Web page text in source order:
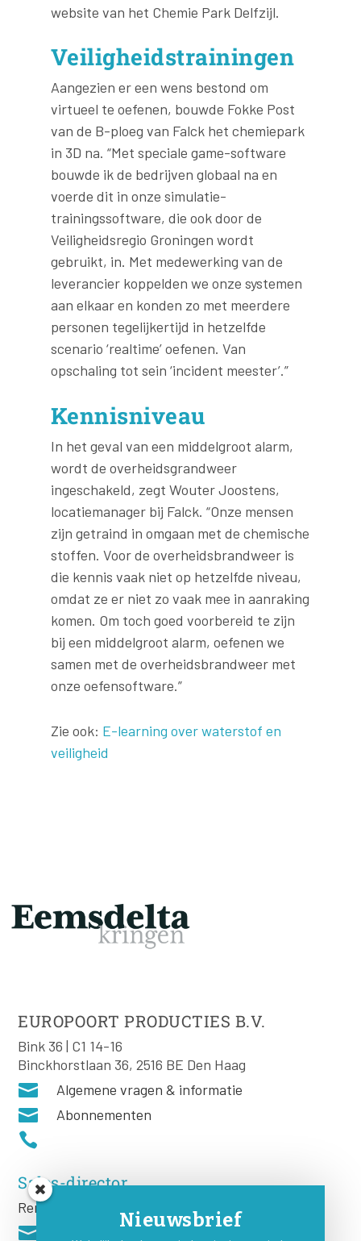
website van het Chemie Park Delfzijl.
Veiligheidstrainingen
Aangezien er een wens bestond om
virtueel te oefenen, bouwde Fokke Post
van de B-ploeg van Falck het chemiepark
in 3D na. “Met speciale game-software
bouwde ik de bedrijven globaal na en
voerde dit in onze simulatie-
trainingssoftware, die ook door de
Veiligheidsregio Groningen wordt
gebruikt, in. Met medewerking van de
leverancier koppelden we onze systemen
aan elkaar en konden zo met meerdere
personen tegelijkertijd in hetzelfde
scenario ‘realtime’ oefenen. Van
opschaling tot sein ‘incident meester’.”
Kennisniveau
In het geval van een middelgroot alarm,
wordt de overheidsgrandweer
ingeschakeld, zegt Wouter Joostens,
locatiemanager bij Falck. “Onze mensen
zijn getraind in omgaan met de chemische
stoffen. Voor de overheidsbrandweer is
die kennis vaak niet op hetzelfde niveau,
omdat ze er niet zo vaak mee in aanraking
komen. Om toch goed voorbereid te zijn
bij een middelgroot alarm, oefenen we
samen met de overheidsbrandweer met
onze oefensoftware.”
Zie ook: E-learning over waterstof en
veiligheid
EUROPOORT PRODUCTIES B.V.
Bink 36 | C1 14-16
Binckhorstlaan 36, 2516 BE Den Haag
 Algemene vragen & informatie
 Abonnementen

Sales-director
Remco Rooij

Nieuwsbrief